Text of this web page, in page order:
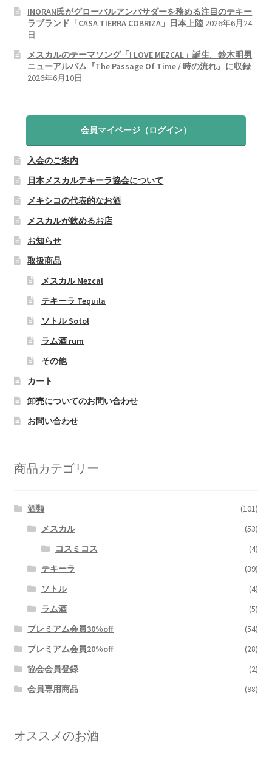
INORAN氏がグローバルアンバサダーを務める注目のテキー
ラブランド「CASA TIERRA COBRIZA」日本上陸 2026年6月24
日
メスカルのテーマソング「I LOVE MEZCAL」誕生。鈴木明男
ニューアルバム『The Passage Of Time / 時の流れ』に収録
2026年6月10日
会員マイページ（ログイン）
入会のご案内
日本メスカルテキーラ協会について
メキシコの代表的なお酒
メスカルが飲めるお店
お知らせ
取扱商品
メスカル Mezcal
テキーラ Tequila
ソトル Sotol
ラム酒 rum
その他
カート
卸売についてのお問い合わせ
お問い合わせ
商品カテゴリー
酒類
(101)
メスカル
(53)
コスミコス
(4)
テキーラ
(39)
ソトル
(4)
ラム酒
(5)
プレミアム会員30%off
(54)
プレミアム会員20%off
(28)
協会会員登録
(2)
会員専用商品
(98)
オススメのお酒